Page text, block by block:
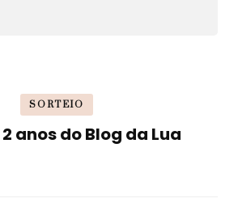
SORTEIO
anos do Blog da Lua